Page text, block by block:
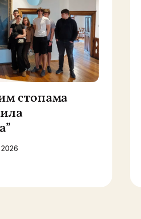
стопама